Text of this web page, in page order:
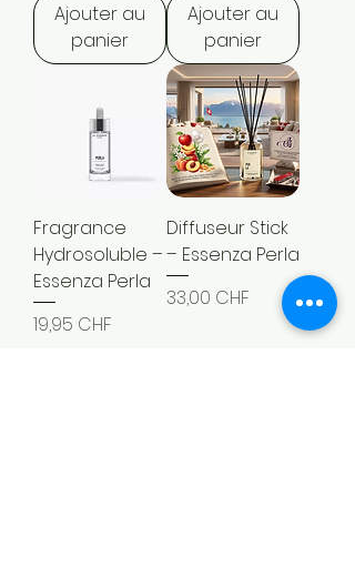
Ajouter au
panier
Ajouter au
panier
Fragrance
Hydrosoluble –
Essenza Perla
Prix
19,95 CHF
Diffuseur Stick
– Essenza Perla
Prix
33,00 CHF